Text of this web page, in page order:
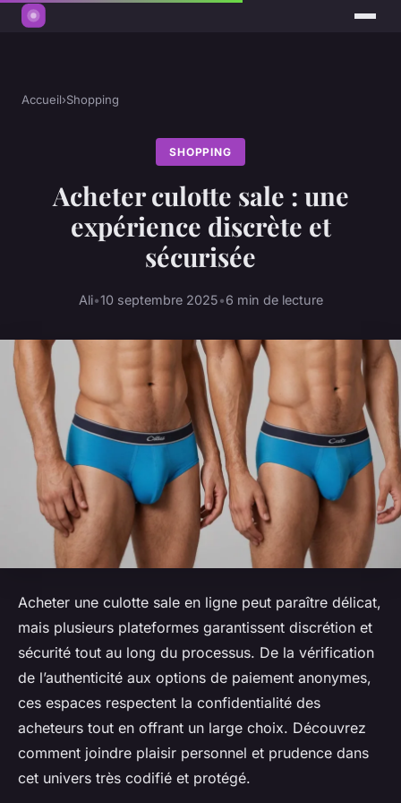
Accueil›Shopping
SHOPPING
Acheter culotte sale : une
expérience discrète et
sécurisée
Ali•10 septembre 2025•6 min de lecture
Acheter une culotte sale en ligne peut paraître délicat,
mais plusieurs plateformes garantissent discrétion et
sécurité tout au long du processus. De la vérification
de l’authenticité aux options de paiement anonymes,
ces espaces respectent la confidentialité des
acheteurs tout en offrant un large choix. Découvrez
comment joindre plaisir personnel et prudence dans
cet univers très codifié et protégé.